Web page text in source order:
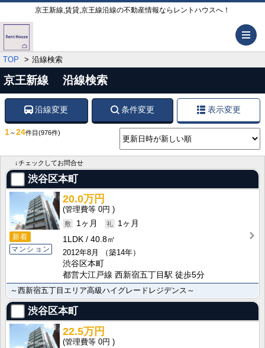
京王新線,賃貸,京王線沿線の不動産情報ならレントハウスへ！
TOP 沿線検索
京王新線 沿線検索
沿線変更 条件変更 表示変更
1～24件目 (976件)
↓チェックしてお問合せ
渋谷区本町
新着
マンション
20.0万円
0円
1ヶ月
1ヶ月
1LDK
40.8㎡
2012年8月
（築14年）
渋谷区本町
都営大江戸線 西新宿五丁目駅 徒歩5分
～西新宿五丁目エリア高級ハイグレードレジデンス～
渋谷区本町
22.5万円
0円